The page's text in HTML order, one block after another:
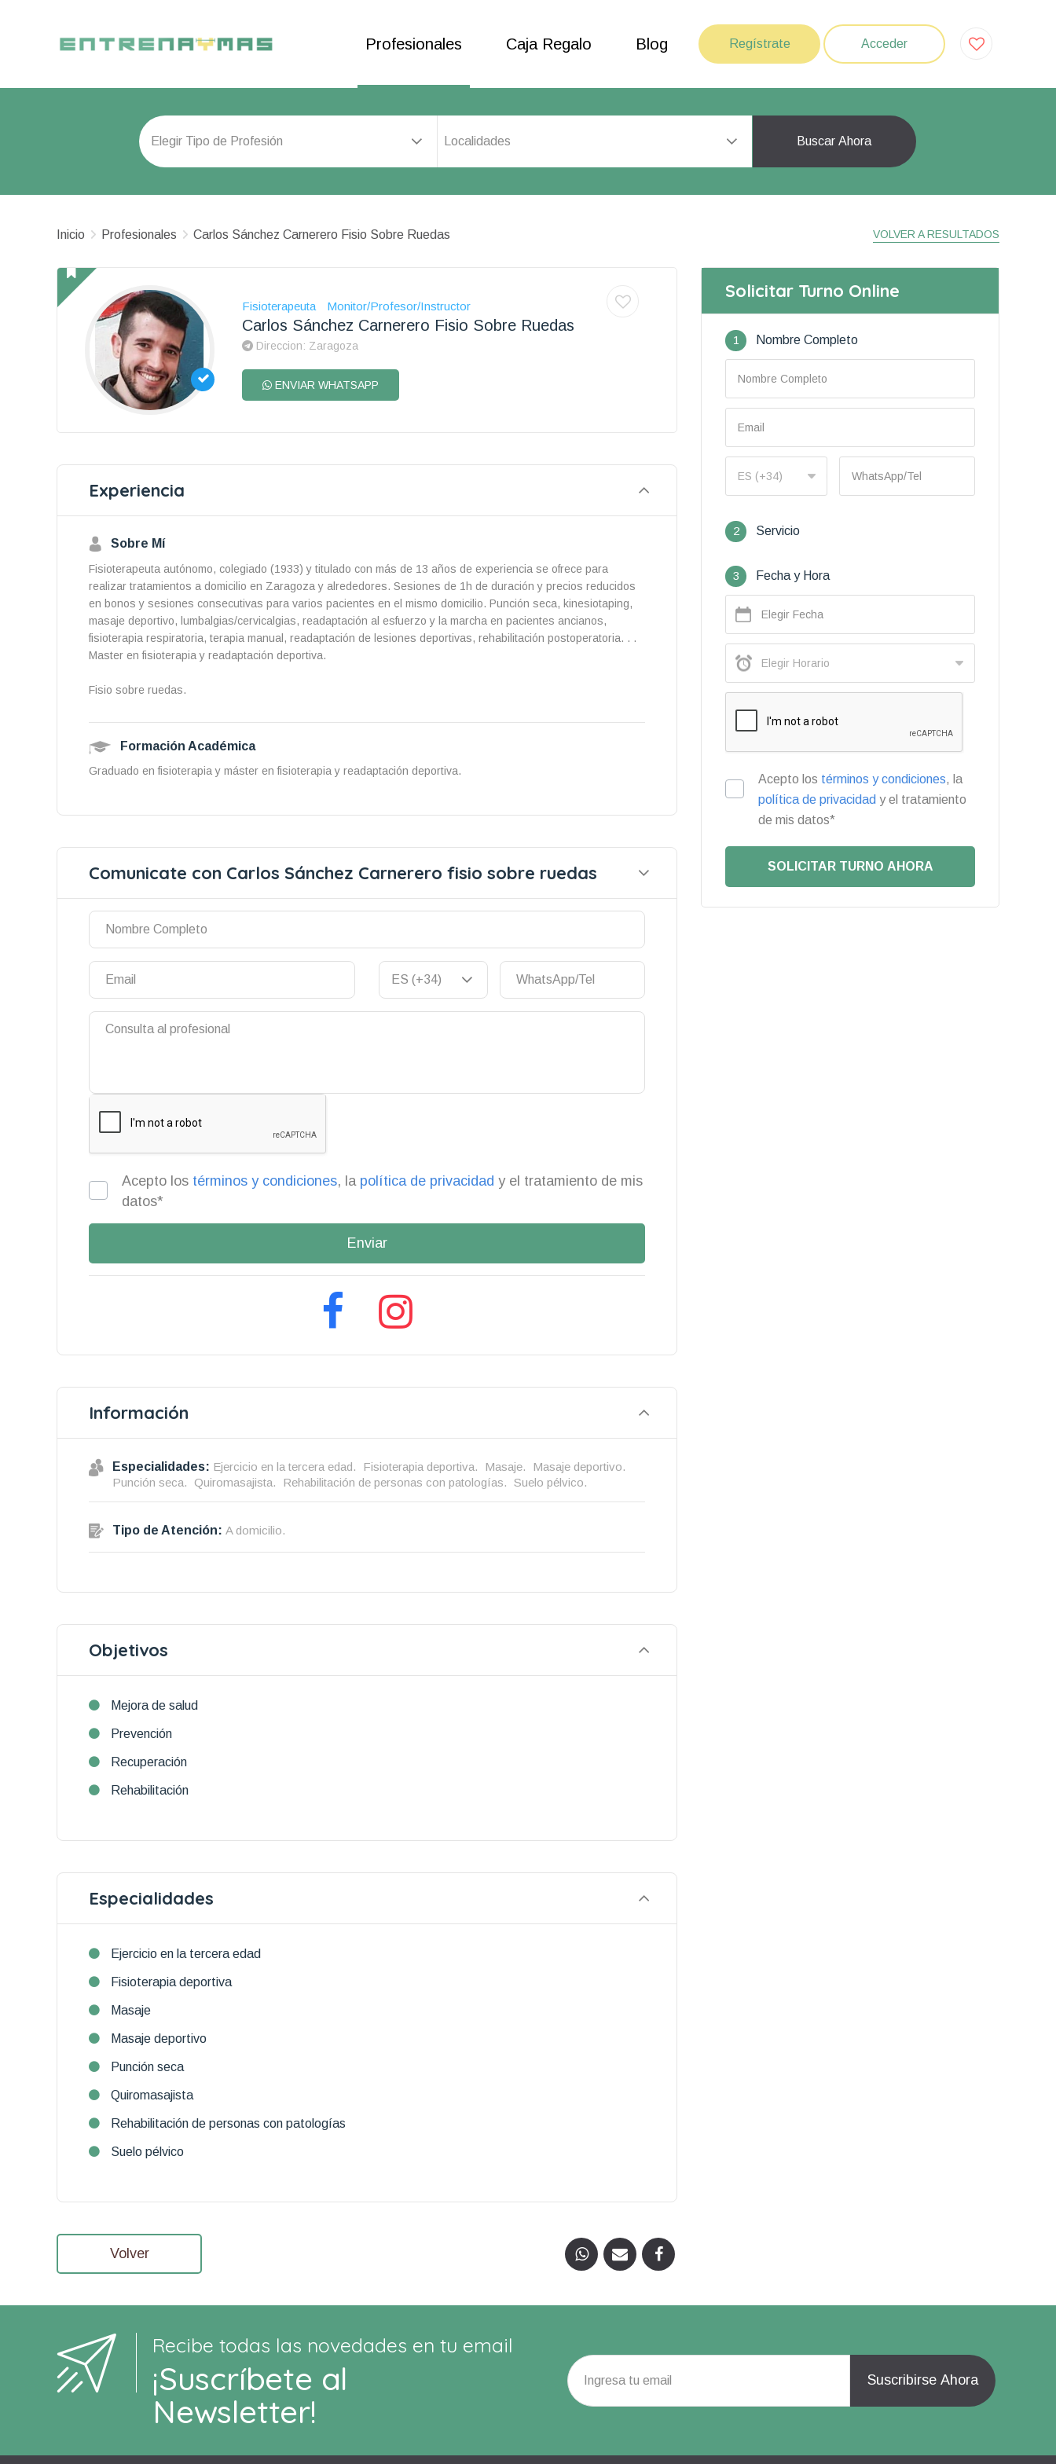
Profesionales Caja Regalo Blog Regístrate Acceder
Localidades Buscar Ahora
Inicio Profesionales Carlos Sánchez Carnerero Fisio Sobre Ruedas VOLVER A RESULTADOS
Fisioterapeuta Monitor/Profesor/Instructor
Carlos Sánchez Carnerero Fisio Sobre Ruedas
Direccion: Zaragoza
ENVIAR WHATSAPP
Experiencia
Sobre Mí
Fisioterapeuta autónomo, colegiado (1933) y titulado con más de 13 años de experiencia se ofrece para
realizar tratamientos a domicilio en Zaragoza y alrededores. Sesiones de 1h de duración y precios reducidos
en bonos y sesiones consecutivas para varios pacientes en el mismo domicilio. Punción seca, kinesiotaping,
masaje deportivo, lumbalgias/cervicalgias, readaptación al esfuerzo y la marcha en pacientes ancianos,
fisioterapia respiratoria, terapia manual, readaptación de lesiones deportivas, rehabilitación postoperatoria. . .
Master en fisioterapia y readaptación deportiva.
Fisio sobre ruedas.
Formación Académica
Graduado en fisioterapia y máster en fisioterapia y readaptación deportiva.
Comunicate con Carlos Sánchez Carnerero fisio sobre ruedas
Acepto los términos y condiciones, la política de privacidad y el tratamiento de mis
datos*
Enviar
Información
Especialidades: Ejercicio en la tercera edad. Fisioterapia deportiva. Masaje.
Masaje deportivo.
Punción seca.
Quiromasajista. Rehabilitación de personas con patologías. Suelo pélvico.
Tipo de Atención: A domicilio.
Objetivos
Mejora de salud
Prevención
Recuperación
Rehabilitación
Especialidades
Ejercicio en la tercera edad
Fisioterapia deportiva
Masaje
Masaje deportivo
Punción seca
Quiromasajista
Rehabilitación de personas con patologías
Suelo pélvico
Volver
Solicitar Turno Online
1 Nombre Completo
2 Servicio
3 Fecha y Hora
Acepto los términos y condiciones, la
política de privacidad y el tratamiento
de mis datos*
Recibe todas las novedades en tu email
¡Suscríbete al
Newsletter!